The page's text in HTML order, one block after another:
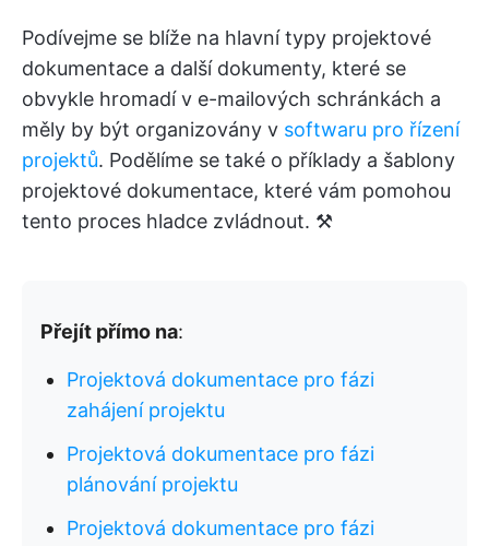
Podívejme se blíže na hlavní typy projektové
dokumentace a další dokumenty, které se
obvykle hromadí v e-mailových schránkách a
měly by být organizovány v softwaru pro řízení
projektů. Podělíme se také o příklady a šablony
projektové dokumentace, které vám pomohou
tento proces hladce zvládnout. ⚒️
Přejít přímo na:
Projektová dokumentace pro fázi
zahájení projektu
Projektová dokumentace pro fázi
plánování projektu
Projektová dokumentace pro fázi